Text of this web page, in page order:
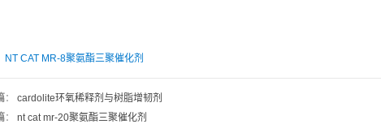
NT CAT MR-8聚氨酯三聚催化剂
： cardolite环氧稀释剂与树脂增韧剂
： nt cat mr-20聚氨酯三聚催化剂